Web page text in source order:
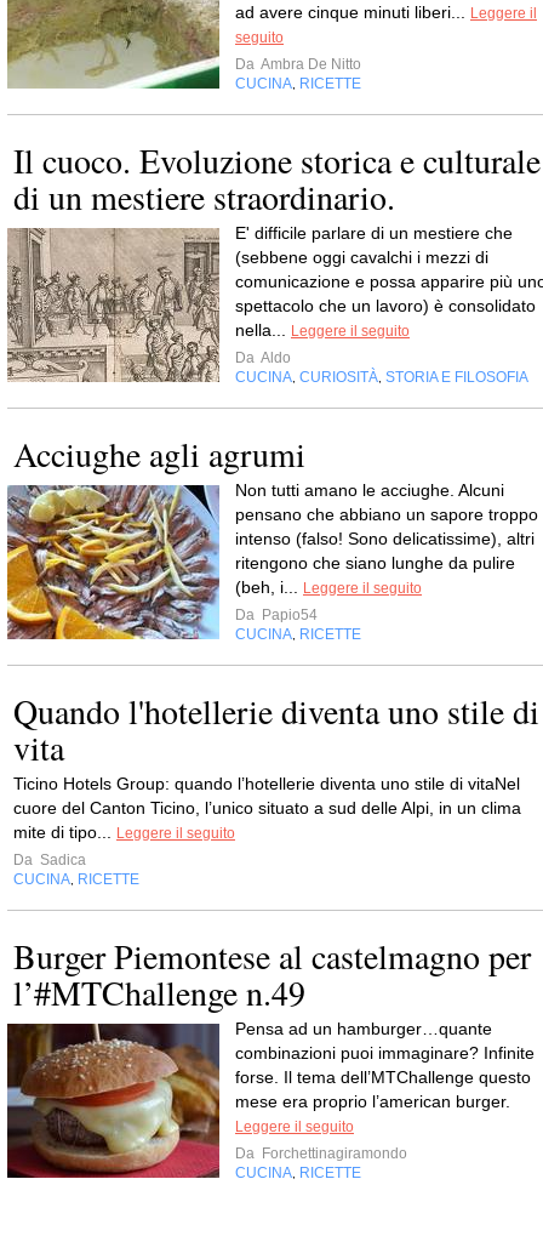
ad avere cinque minuti liberi...
Leggere il
seguito
Da Ambra De Nitto
CUCINA RICETTE
Il cuoco. Evoluzione storica e culturale
di un mestiere straordinario.
E' difficile parlare di un mestiere che
(sebbene oggi cavalchi i mezzi di
comunicazione e possa apparire più
spettacolo che un lavoro) è consolidato
nella...
Leggere il seguito
Da Aldo
CUCINA CURIOSITÀ STORIA E FILOSOFIA
Acciughe agli agrumi
Non tutti amano le acciughe. Alcuni
pensano che abbiano un sapore troppo
intenso (falso! Sono delicatissime), altri
ritengono che siano lunghe da pulire
(beh, i...
Leggere il seguito
Da Papio54
CUCINA RICETTE
Quando l'hotellerie diventa uno stile di
vita
Ticino Hotels Group: quando l’hotellerie diventa uno stile di vitaNel
cuore del Canton Ticino, l’unico situato a sud delle Alpi, in un clima
mite di tipo...
Leggere il seguito
Da Sadica
CUCINA RICETTE
Burger Piemontese al castelmagno per
l’#MTChallenge n.49
Pensa ad un hamburger…quante
combinazioni puoi immaginare? Infinite
forse. Il tema dell’MTChallenge questo
mese era proprio l’american burger.
Leggere il seguito
Da Forchettinagiramondo
CUCINA RICETTE